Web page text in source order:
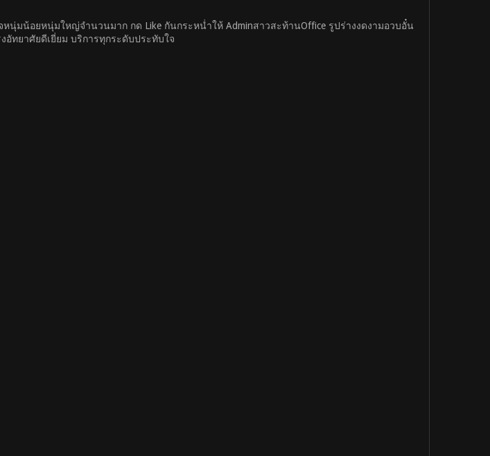
นุ่มน้อยหนุ่มใหญ่จำนวนมาก กด Like กันกระหน่ำให้ Adminสาวสะท้านOffice รูปร่างงดงามอวบอั๋น
ทยาศัยดีเยี่ยม บริการทุกระดับประทับใจ